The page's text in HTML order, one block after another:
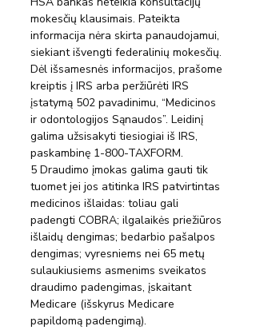
mokesčių klausimais. Pateikta
informacija nėra skirta panaudojamui,
siekiant išvengti federalinių mokesčių.
Dėl išsamesnės informacijos, prašome
kreiptis į IRS arba peržiūrėti IRS
įstatymą 502 pavadinimu, “Medicinos
ir odontologijos Sąnaudos”. Leidinį
galima užsisakyti tiesiogiai iš IRS,
paskambinę 1-800-TAXFORM.
5 Draudimo įmokas galima gauti tik
tuomet jei jos atitinka IRS patvirtintas
medicinos išlaidas: toliau gali
padengti COBRA; ilgalaikės priežiūros
išlaidų dengimas; bedarbio pašalpos
dengimas; vyresniems nei 65 metų
sulaukiusiems asmenims sveikatos
draudimo padengimas, įskaitant
Medicare (išskyrus Medicare
papildomą padengimą).